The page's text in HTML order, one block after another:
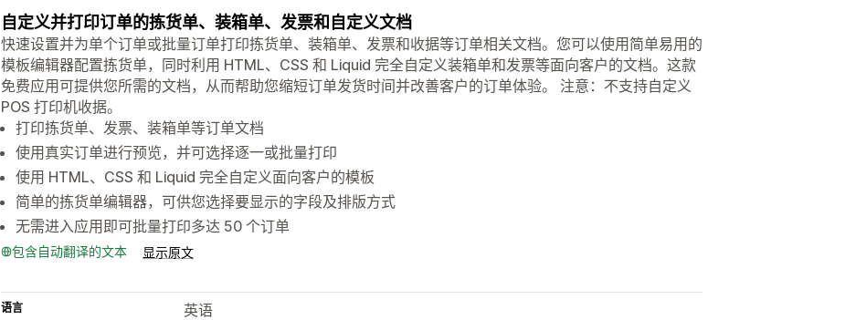
自定义并打印订单的拣货单、装箱单、发票和自定义文档
快速设置并为单个订单或批量订单打印拣货单、装箱单、发票和收据等订单相关文档。您可以使用简单易用的
模板编辑器配置拣货单，同时利用 HTML、CSS 和 Liquid 完全自定义装箱单和发票等面向客户的文档。这款
免费应用可提供您所需的文档，从而帮助您缩短订单发货时间并改善客户的订单体验。 注意：不支持自定义
POS 打印机收据。
打印拣货单、发票、装箱单等订单文档
使用真实订单进行预览，并可选择逐一或批量打印
使用 HTML、CSS 和 Liquid 完全自定义面向客户的模板
简单的拣货单编辑器，可供您选择要显示的字段及排版方式
无需进入应用即可批量打印多达 50 个订单
包含自动翻译的文本 显示原文
语言
英语